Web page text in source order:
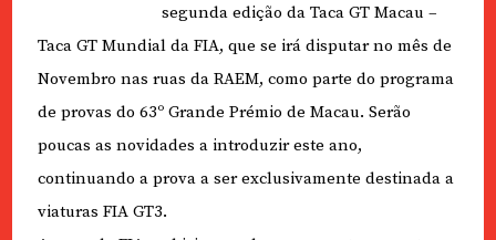
segunda edição da Taca GT Macau –
Taca GT Mundial da FIA, que se irá disputar no mês de
Novembro nas ruas da RAEM, como parte do programa
de provas do 63º Grande Prémio de Macau. Serão
poucas as novidades a introduzir este ano,
continuando a prova a ser exclusivamente destinada a
viaturas FIA GT3.